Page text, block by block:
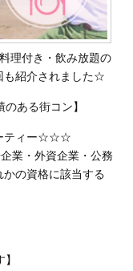
理付き・飲み放題の
も紹介されました☆
ある街コン】
ティー☆☆☆
業・外資企業・公務
の資格に該当する